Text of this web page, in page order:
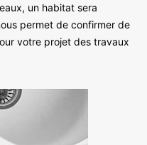
un habitat sera
permet de confirmer de
votre projet des travaux